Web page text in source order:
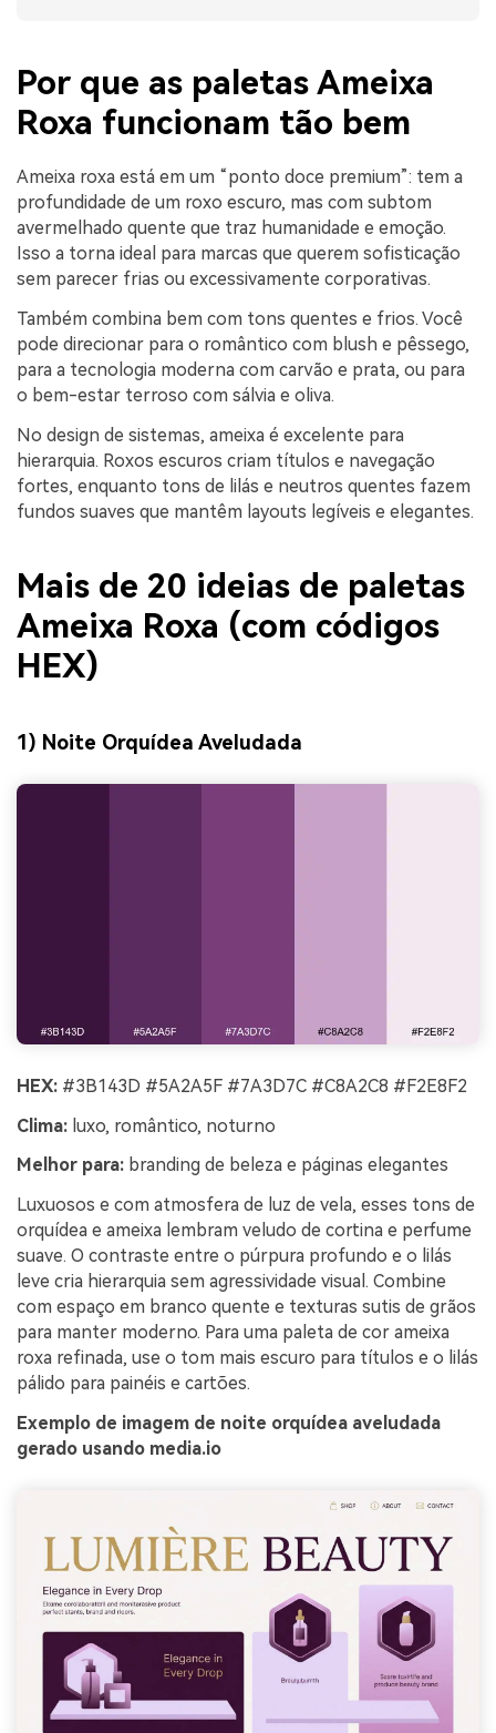
Por que as paletas Ameixa
Roxa funcionam tão bem
Ameixa roxa está em um “ponto doce premium”: tem a
profundidade de um roxo escuro, mas com subtom
avermelhado quente que traz humanidade e emoção.
Isso a torna ideal para marcas que querem sofisticação
sem parecer frias ou excessivamente corporativas.
Também combina bem com tons quentes e frios. Você
pode direcionar para o romântico com blush e pêssego,
para a tecnologia moderna com carvão e prata, ou para
o bem-estar terroso com sálvia e oliva.
No design de sistemas, ameixa é excelente para
hierarquia. Roxos escuros criam títulos e navegação
fortes, enquanto tons de lilás e neutros quentes fazem
fundos suaves que mantêm layouts legíveis e elegantes.
Mais de 20 ideias de paletas
Ameixa Roxa (com códigos
HEX)
1) Noite Orquídea Aveludada
HEX: #3B143D #5A2A5F #7A3D7C #C8A2C8 #F2E8F2
Clima: luxo, romântico, noturno
Melhor para: branding de beleza e páginas elegantes
Luxuosos e com atmosfera de luz de vela, esses tons de
orquídea e ameixa lembram veludo de cortina e perfume
suave. O contraste entre o púrpura profundo e o lilás
leve cria hierarquia sem agressividade visual. Combine
com espaço em branco quente e texturas sutis de grãos
para manter moderno. Para uma paleta de cor ameixa
roxa refinada, use o tom mais escuro para títulos e o lilás
pálido para painéis e cartões.
Exemplo de imagem de noite orquídea aveludada
gerado usando media.io